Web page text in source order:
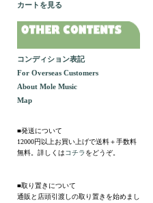
カートを見る
コンディション表記
For Overseas Customers
About Mole Music
Map
■発送について
12000円以上お買い上げで送料＋手数料
無料。詳しくはコチラをどうぞ。
■取り置きについて
通販と店頭引渡しの取り置きを始めまし